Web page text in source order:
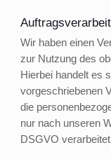
Wir haben einen
zur Nutzung des
Hierbei handelt es
vorgeschriebenen
die
nur nach unseren
DSGVO